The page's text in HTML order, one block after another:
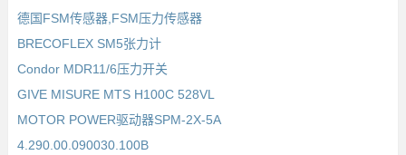
德国FSM传感器,FSM压力传感器
BRECOFLEX SM5张力计
Condor MDR11/6压力开关
GIVE MISURE MTS H100C 528VL
MOTOR POWER驱动器SPM-2X-5A
4.290.00.090030.100B